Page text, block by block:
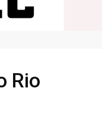
Rio